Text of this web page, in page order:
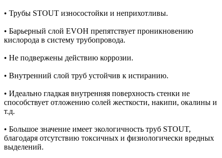
• Трубы STOUT износостойки и неприхотливы.
• Барьерный слой EVOH препятствует проникновению
кислорода в систему трубопровода.
• Не подвержены действию коррозии.
• Внутренний слой труб устойчив к истиранию.
• Идеально гладкая внутренняя поверхность стенки не
способствует отложению солей жесткости, накипи, окалины и
т.д.
• Большое значение имеет экологичность труб STOUT,
благодаря отсутствию токсичных и физиологически вредных
выделений.